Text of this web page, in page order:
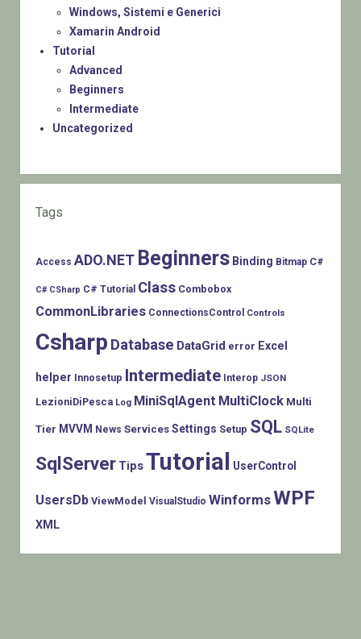
Windows, Sistemi e Generici
Xamarin Android
Tutorial
Advanced
Beginners
Intermediate
Uncategorized
Tags
Access ADO.NET Beginners Binding Bitmap C#
C# CSharp C# Tutorial Class Combobox
CommonLibraries ConnectionsControl Controls
Csharp Database DataGrid error Excel
helper Innosetup Intermediate Interop JSON
LezioniDiPesca Log MiniSqlAgent MultiClock Multi
Tier MVVM News Services Settings Setup SQL SQLite
SqlServer TipsTutorial UserControl
UsersDb ViewModel VisualStudio WinformsWPF
XML